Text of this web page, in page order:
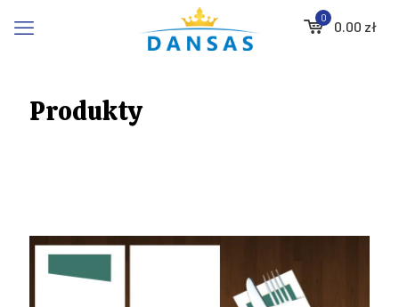
0
0.00 zł
Produkty